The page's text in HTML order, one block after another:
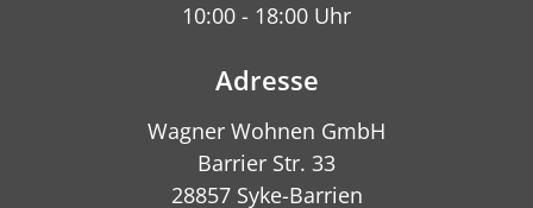
10:00 - 18:00 Uhr
Adresse
Wagner Wohnen GmbH
Barrier Str. 33
28857 Syke-Barrien